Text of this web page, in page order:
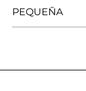
PEQUEÑA